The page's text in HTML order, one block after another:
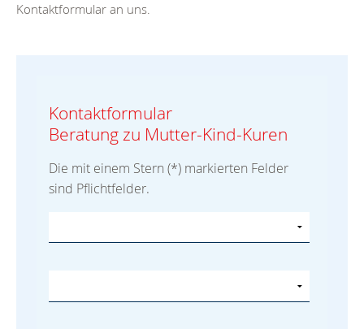
Kontaktformular an uns.
Kontaktformular
Beratung zu Mutter-Kind-Kuren
Die mit einem Stern (*) markierten Felder
sind Pflichtfelder.